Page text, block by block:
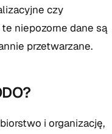
czy
niepozorne dane są
przetwarzane.
i organizację,